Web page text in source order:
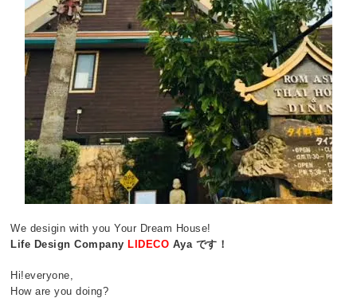
We desigin with you Your Dream House!
Life Design Company LIDECO Aya です！
Hi!everyone,
How are you doing?